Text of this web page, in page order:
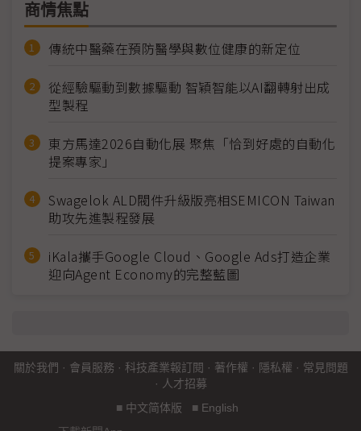
商情焦點
傳統中醫藥在預防醫學與數位健康的新定位
從經驗驅動到數據驅動 智穎智能以AI翻轉射出成
型製程
東方馬達2026自動化展 聚焦「恰到好處的自動化
提案專家」
Swagelok ALD閥件升級版亮相SEMICON Taiwan
助攻先進製程發展
iKala攜手Google Cloud、Google Ads打造企業
迎向Agent Economy的完整藍圖
關於我們 · 會員服務 · 科技產業報訂閱 · 著作權 · 隱私權 · 常見問題
· 人才招募
■ 中文简体版 ■ English